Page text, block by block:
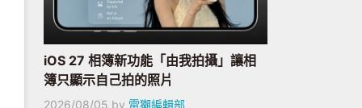
iOS 27 相簿新功能「由我拍攝」讓相
簿只顯示自己拍的照片
2026/08/05 by 電獺編輯部